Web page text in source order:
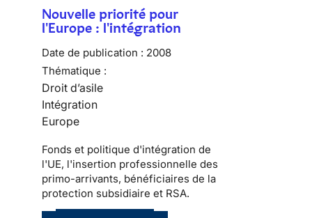
Nouvelle priorité pour
l'Europe : l'intégration
Date de publication : 2008
Thématique :
Droit d’asile
Intégration
Europe
Fonds et politique d'intégration de
l'UE, l'insertion professionnelle des
primo-arrivants, bénéficiaires de la
protection subsidiaire et RSA.